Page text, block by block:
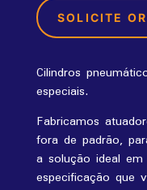
SOLICITE
Cilindros
especiais.
Fabricamos
fora de padrão,
a solução ideal
especificação que